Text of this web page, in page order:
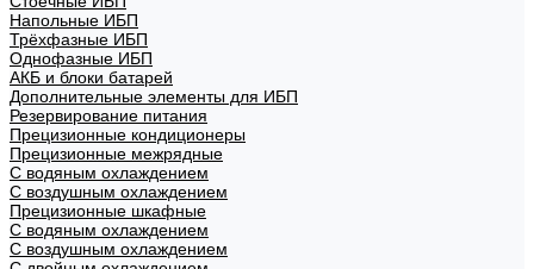
Напольные ИБП
Трёхфазные ИБП
Однофазные ИБП
АКБ и блоки батарей
Дополнительные элементы для ИБП
Резервирование питания
Прецизионные кондиционеры
Прецизионные межрядные
С водяным охлаждением
С воздушным охлаждением
Прецизионные шкафные
С водяным охлаждением
С воздушным охлаждением